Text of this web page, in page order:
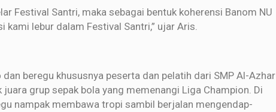
Festival Santri, maka sebagai bentuk koherensi Banom NU
lebur dalam Festival Santri,” ujar Aris.
beregu khususnya peserta dan pelatih dari SMP Al-Azhar
grup sepak bola yang memenangi Liga Champion. Di
nampak membawa tropi sambil berjalan mengendap-